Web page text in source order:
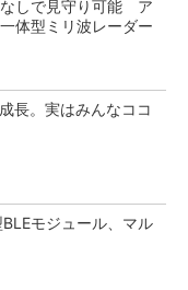
しで見守り可能 ア
体型ミリ波レーダー
長。実はみんなココ
モジュール、マル